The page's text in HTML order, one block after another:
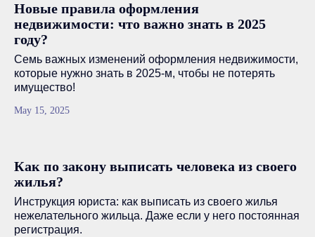
Новые правила оформления
недвижимости: что важно знать в 2025
году?
Семь важных изменений оформления недвижимости,
которые нужно знать в 2025-м, чтобы не потерять
имущество!
May 15, 2025
Как по закону выписать человека из своего
жилья?
Инструкция юриста: как выписать из своего жилья
нежелательного жильца. Даже если у него постоянная
регистрация.